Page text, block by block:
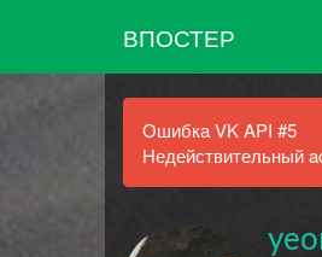
ВПОСТЕР
Ошибка VK API #5
Недействительный